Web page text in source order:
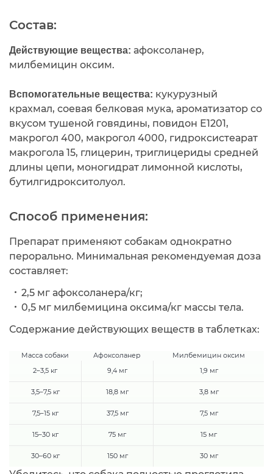
Состав:
Действующие вещества: афоксоланер,
милбемицин оксим.
Вспомогательные вещества: кукурузный
крахмал, соевая белковая мука, ароматизатор со
вкусом тушеной говядины, повидон Е1201,
макрогол 400, макрогол 4000, гидроксистеарат
макрогола 15, глицерин, триглицериды средней
длины цепи, моногидрат лимонной кислоты,
бутилгидрокситолуол.
Способ применения:
Препарат применяют собакам однократно
перорально. Минимальная рекомендуемая доза
составляет:
2,5 мг афоксоланера/кг;
0,5 мг милбемицина оксима/кг массы тела.
Содержание действующих веществ в таблетках:
Масса собаки Афоксоланер
Милбемицин оксим
2–3,5 кг
9,4 мг 1,9 мг
3,5–7,5 кг 18,8 мг 3,8 мг
7,5–15 кг 37,5 мг 7,5 мг
15–30 кг 75 мг 15 мг
30–60 кг 150 мг 30 мг